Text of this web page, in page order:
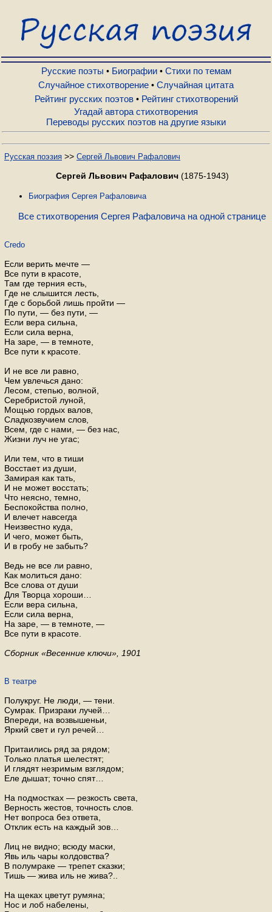
Русские поэты
Биографии
Стихи по темам
Случайное стихотворение
Случайная цитата
Рейтинг русских поэтов
Русские поэты • Биографии• Стихи по темам
Случайное стихотворение • Случайная цитата
Рейтинг русских поэтов• Рейтинг стихотворений
Угадай автора стихотворения
Переводы русских поэтов на другие языки
Русская поэзия >> Сергей Львович Рафалович
Сергей Львович Рафалович(1875-1943)
Биография Сергея Рафаловича
Все стихотворения Сергея Рафаловича на одной странице
Credo
Если верить мечте —
Все пути в красоте,
Там где терния есть,
Где не слышится лесть,
Где с борьбой лишь пройти —
По пути, — без пути, —
Если вера сильна,
Если сила верна,
На заре, — в темноте,
Все пути к красоте.
И не все ли равно,
Чем увлечься дано:
Лесом, степью, волной,
Серебристой луной,
Мощью гордых валов,
Сладкозвучием слов,
Всем, где с нами, — без нас,
Жизни луч не угас;
Или тем, что в тиши
Восстает из души,
Замирая как тать,
И не может восстать;
Что неясно, темно,
Беспокойства полно,
И влечет навсегда
Неизвестно куда,
И чего, может быть,
И в гробу не забыть?
Ведь не все ли равно,
Как молиться дано:
Все слова от души
Для Творца хороши…
Если вера сильна,
Если сила верна,
На заре, — в темноте, —
Все пути в красоте.
Сборник «Весенние ключи», 1901
В театре
Полукруг. Не люди, — тени.
Сумрак. Призраки лучей…
Впереди, на возвышеньи,
Яркий свет и гул речей…
Притаились ряд за рядом;
Только платья шелестят;
И глядят незримым взглядом;
Еле дышат; точно спят…
На подмостках — резкость света,
Верность жестов, точность слов.
Нет вопроса без ответа,
Отклик есть на каждый зов…
Лиц не видно; всюду маски,
Явь иль чары колдовства?
В полумраке — трепет сказки;
Тишь — жива иль не жива?..
На щеках цветут румяна;
Нос и лоб набелены,